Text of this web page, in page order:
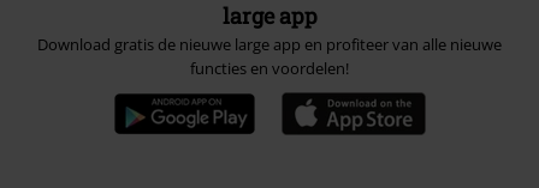
large app
Download gratis de nieuwe large app en profiteer van alle nieuwe
functies en voordelen!